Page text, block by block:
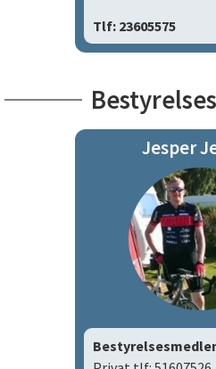
Tlf: 23605575
Jesper